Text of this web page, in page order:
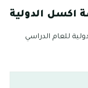
اكسل الدولية
للعام الدراسي